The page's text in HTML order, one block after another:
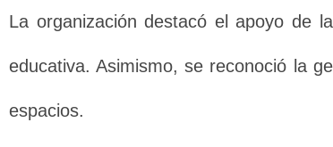
La organización destacó el apoyo de
educativa. Asimismo, se reconoció la
espacios.